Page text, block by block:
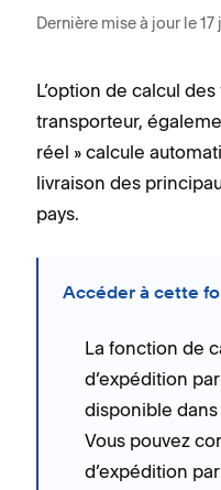
Dernière mise à jour le
L’option de calcul
transporteur,
réel » calcule
livraison des
pays.
Accéder à cette
La fonction de
d’expédition
disponible dans
Vous pouvez
d’expédition